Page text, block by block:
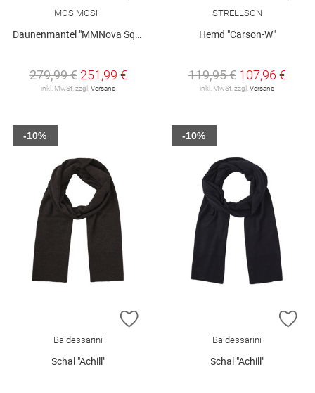
MOS MOSH
Daunenmantel "MMNova Square"
279,99 € 251,99 €
inkl. MwSt. zzgl. Versand
STRELLSON
Hemd "Carson-W"
119,95 € 107,96 €
inkl. MwSt. zzgl. Versand
ZUR WUNSCHLISTE HINZUFÜGEN
Baldessarini
Schal "Achill"
-10%
Baldessarini
Schal "Achill"
-10%